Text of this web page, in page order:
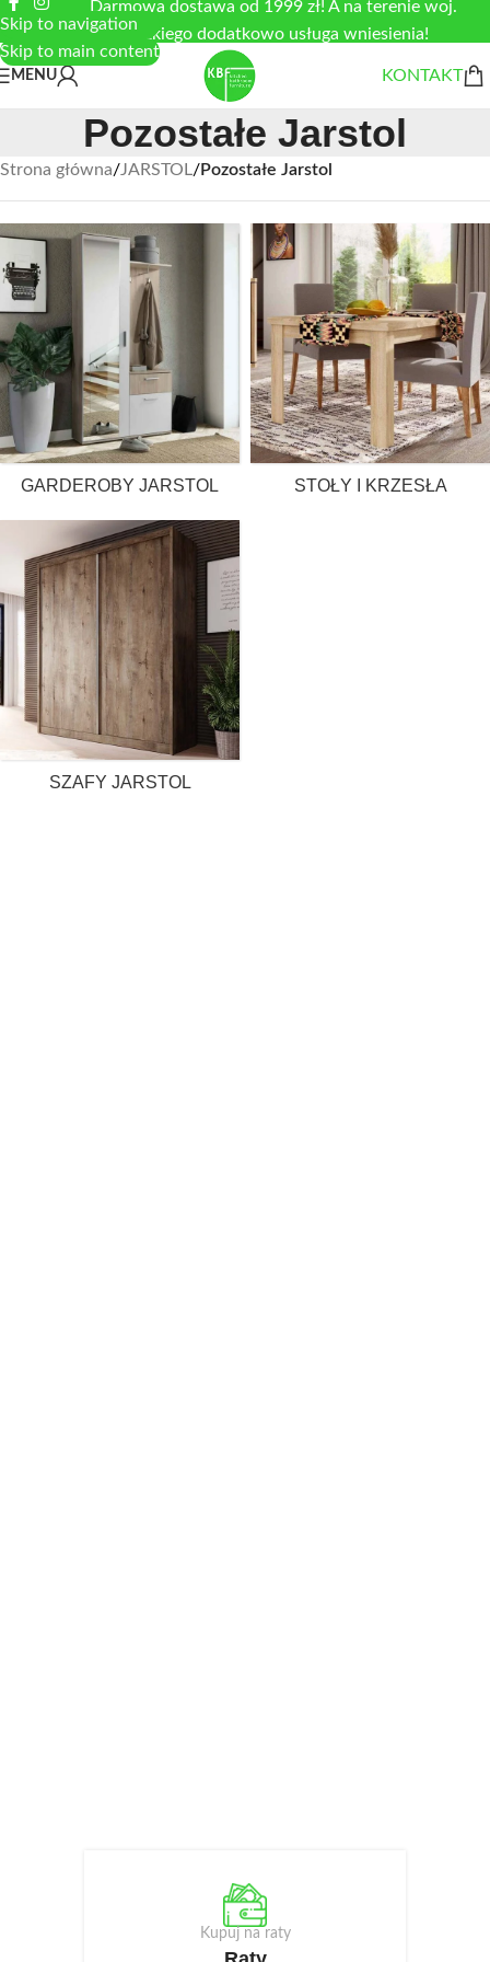
Skip to navigation
Skip to main content
Darmowa dostawa od 1999 zł! A na terenie woj.
łódzkiego dodatkowo usługa wniesienia!
MENU KONTAKT
Pozostałe Jarstol
Strona główna/JARSTOL/Pozostałe Jarstol
GARDEROBY JARSTOL STOŁY I KRZESŁA
SZAFY JARSTOL
Kupuj na raty